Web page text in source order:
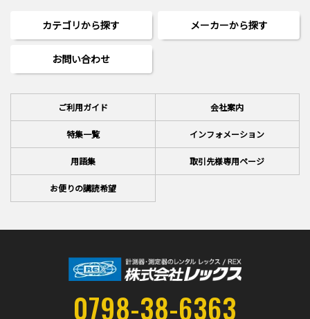
カテゴリから探す メーカーから探す
お問い合わせ
ご利用ガイド 会社案内
特集一覧 インフォメーション
用語集 取引先様専用ページ
お便りの講読希望
0798-38-6363